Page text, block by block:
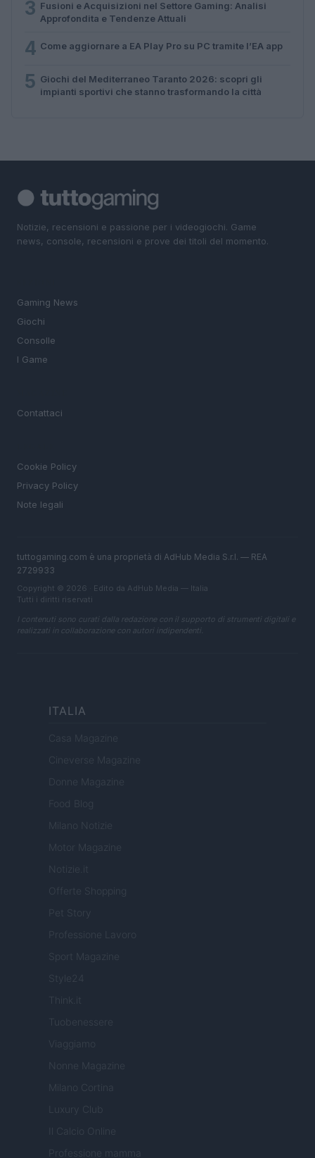
3 Fusioni e Acquisizioni nel Settore Gaming: Analisi
Approfondita e Tendenze Attuali
4 Come aggiornare a EA Play Pro su PC tramite l’EA app
5 Giochi del Mediterraneo Taranto 2026: scopri gli
impianti sportivi che stanno trasformando la città
Notizie, recensioni e passione per i videogiochi. Game
news, console, recensioni e prove dei titoli del momento.
Gaming News
Giochi
Consolle
I Game
Contattaci
Cookie Policy
Privacy Policy
Note legali
tuttogaming.com è una proprietà di AdHub Media S.r.l. — REA
2729933
Copyright © 2026 · Edito da AdHub Media — Italia
Tutti i diritti riservati
I contenuti sono curati dalla redazione con il supporto di strumenti digitali e
realizzati in collaborazione con autori indipendenti.
ITALIA
Casa Magazine
Cineverse Magazine
Donne Magazine
Food Blog
Milano Notizie
Motor Magazine
Notizie.it
Offerte Shopping
Pet Story
Professione Lavoro
Sport Magazine
Style24
Tuobenessere
Viaggiamo
Nonne Magazine
Milano Cortina
Luxury Club
Il Calcio Online
Professione mamma